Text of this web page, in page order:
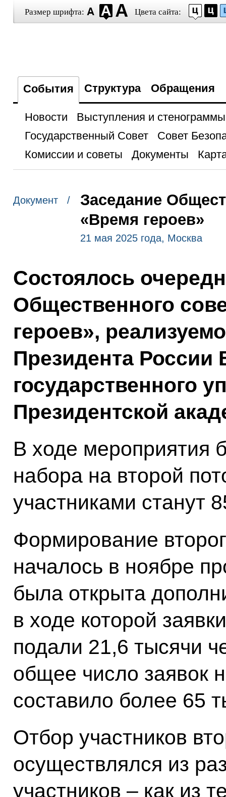
Размер шрифта: Цвета сайта:
События Структура Обращения
Новости
Выступления и стенограммы
Государственный Совет
Совет
Комиссии и советы
Документы
Документ /
Заседание
«Время героев»
21 мая 2025 года, Москва
Состоялось
Общественного
героев»,
Президента
государственного
Президентской
В ходе мероприятия
набора на второй
участниками станут
Формирование
началось в ноябре
была открыта
в ходе которой
подали 21,6 тысячи
общее число заявок
составило более 65
Отбор участников
осуществлялся из
участников – как из